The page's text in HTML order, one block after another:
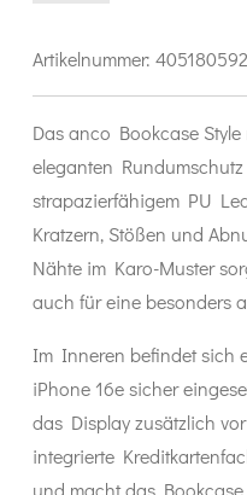
Artikelnummer:
Das anco Bookcase
eleganten
strapazierfähigem PU
Kratzern, Stößen und
Nähte im Karo-Muster
auch für eine besonders
Im Inneren befindet sich
iPhone 16e sicher
das Display zusätzlich
integrierte
und macht das